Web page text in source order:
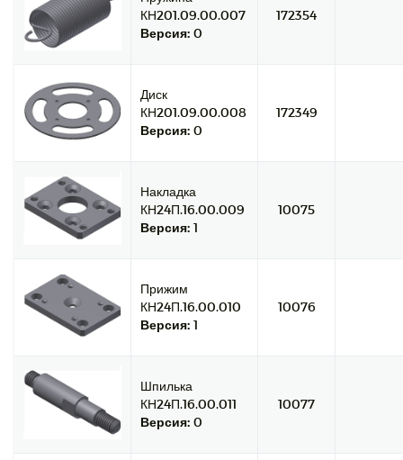
КН201.09.00.007
Версия: 0
172354
Диск
КН201.09.00.008
Версия: 0
172349
Накладка
КН24П.16.00.009
Версия: 1
10075
Прижим
КН24П.16.00.010
Версия: 1
10076
Шпилька
КН24П.16.00.011
Версия: 0
10077